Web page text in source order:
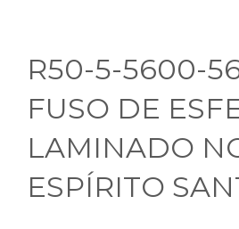
R50-5-5600-
FUSO DE
LAMINADO
ESPÍRITO